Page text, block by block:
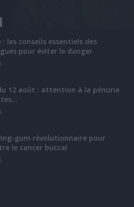
: les conseils essentiels des
pour éviter le danger
12 août : attention à la pénurie
gum révolutionnaire pour
le cancer buccal